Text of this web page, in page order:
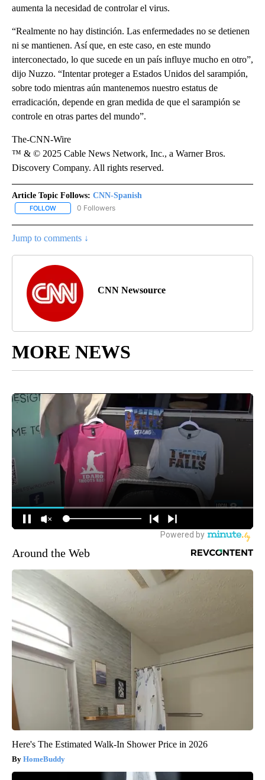
aumenta la necesidad de controlar el virus.
“Realmente no hay distinción. Las enfermedades no se detienen
ni se mantienen. Así que, en este caso, en este mundo
interconectado, lo que sucede en un país influye mucho en otro”,
dijo Nuzzo. “Intentar proteger a Estados Unidos del sarampión,
sobre todo mientras aún mantenemos nuestro estatus de
erradicación, depende en gran medida de que el sarampión se
controle en otras partes del mundo”.
The-CNN-Wire
™ & © 2025 Cable News Network, Inc., a Warner Bros.
Discovery Company. All rights reserved.
Article Topic Follows: CNN-Spanish
FOLLOW FOLLOW "CNN-SPANISH" TO RECEIVE NOTIFICATIONS ABOUT
0 Followers
Jump to comments ↓
CNN Newsource
MORE NEWS
Around the Web
Here's The Estimated Walk-In Shower Price in 2026
HomeBuddy